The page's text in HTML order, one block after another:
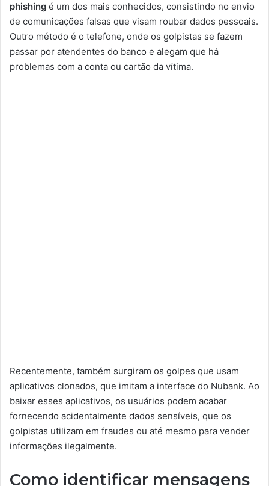
phishing é um dos mais conhecidos, consistindo no envio
de comunicações falsas que visam roubar dados pessoais.
Outro método é o telefone, onde os golpistas se fazem
passar por atendentes do banco e alegam que há
problemas com a conta ou cartão da vítima.
Recentemente, também surgiram os golpes que usam
aplicativos clonados, que imitam a interface do Nubank. Ao
baixar esses aplicativos, os usuários podem acabar
fornecendo acidentalmente dados sensíveis, que os
golpistas utilizam em fraudes ou até mesmo para vender
informações ilegalmente.
Como identificar mensagens